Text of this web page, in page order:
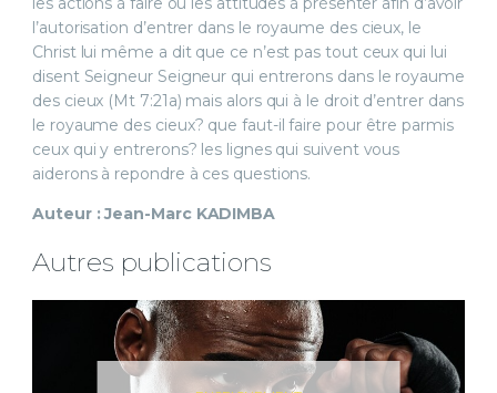
l’autorisation d’entrer dans le royaume des cieux, le
Christ lui même a dit que ce n’est pas tout ceux qui lui
disent Seigneur Seigneur qui entrerons dans le royaume
des cieux (Mt 7:21a) mais alors qui à le droit d’entrer dans
le royaume des cieux? que faut-il faire pour être parmis
ceux qui y entrerons? les lignes qui suivent vous
aiderons à repondre à ces questions.
Auteur : Jean-Marc KADIMBA